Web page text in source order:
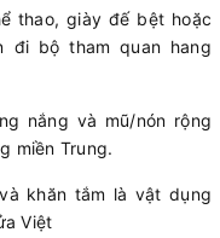
thao, giày đế bệt hoặc
đi bộ tham quan hang
nắng và mũ/nón rộng
miền Trung.
khăn tắm là vật dụng
Việt